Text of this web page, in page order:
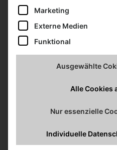
10. Dezember 2021
Marketing
Externe Medien
Funktional
Ausgewählte
Alle Cookies
Nur essenzielle
Individuelle